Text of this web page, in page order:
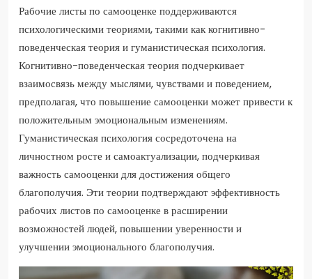
Рабочие листы по самооценке поддерживаются
психологическими теориями, такими как когнитивно-
поведенческая теория и гуманистическая психология.
Когнитивно-поведенческая теория подчеркивает
взаимосвязь между мыслями, чувствами и поведением,
предполагая, что повышение самооценки может привести к
положительным эмоциональным изменениям.
Гуманистическая психология сосредоточена на
личностном росте и самоактуализации, подчеркивая
важность самооценки для достижения общего
благополучия. Эти теории подтверждают эффективность
рабочих листов по самооценке в расширении
возможностей людей, повышении уверенности и
улучшении эмоционального благополучия.